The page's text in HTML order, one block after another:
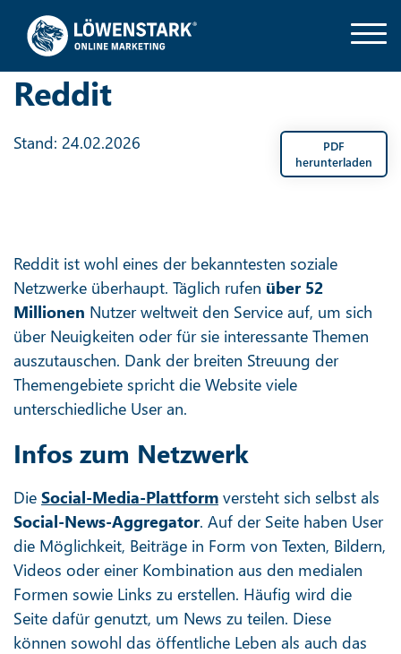
Reddit
PDF
herunterladen
Stand: 24.02.2026
Reddit ist wohl eines der bekanntesten soziale
Netzwerke überhaupt. Täglich rufen über 52
Millionen Nutzer weltweit den Service auf, um sich
über Neuigkeiten oder für sie interessante Themen
auszutauschen. Dank der breiten Streuung der
Themengebiete spricht die Website viele
unterschiedliche User an.
Infos zum Netzwerk
Die Social-Media-Plattform versteht sich selbst als
Social-News-Aggregator. Auf der Seite haben User
die Möglichkeit, Beiträge in Form von Texten, Bildern,
Videos oder einer Kombination aus den medialen
Formen sowie Links zu erstellen. Häufig wird die
Seite dafür genutzt, um News zu teilen. Diese
können sowohl das öffentliche Leben als auch das